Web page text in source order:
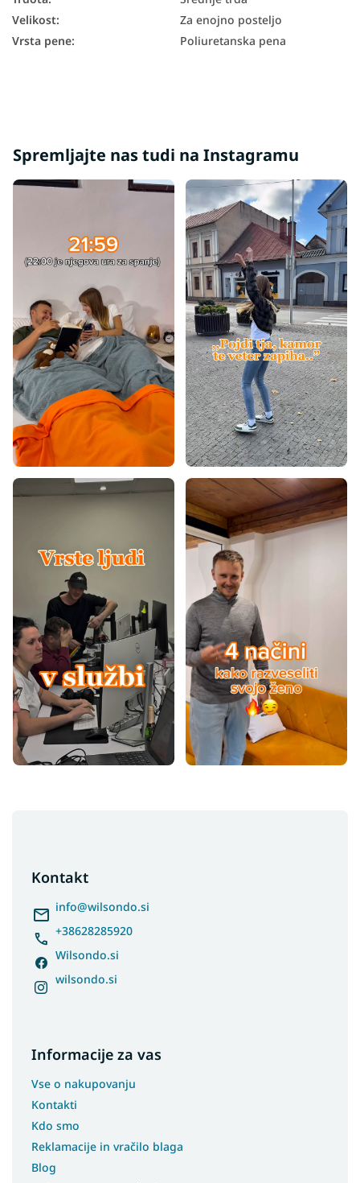
Velikost:
Za enojno posteljo
Vrsta pene: Poliuretanska pena
Spremljajte nas tudi na Instagramu
Kontakt
info@wilsondo.si
+38628285920
Wilsondo.si
wilsondo.si
Informacije za vas
Vse o nakupovanju
Kontakti
Kdo smo
Reklamacije in vračilo blaga
Blog